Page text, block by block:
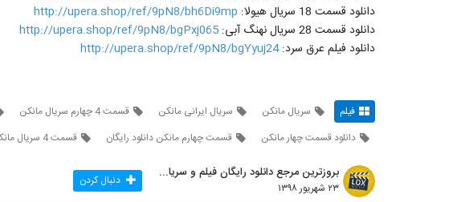
دانلود قسمت 18 سریال هیولا:
http://upera.shop/ref/9pN8/bh6Di9mp
دانلود قسمت 28 سریال نهنگ آبی:
http://upera.shop/ref/9pN8/bgPxj065
دانلود فیلم عرق سرد:http://upera.shop/ref/9pN8/bgYyuj24
فیلم سریال مانکن سریال ایرانی مانکن قسمت 4 چهارم سریال مانکن
دانلود قسمت چهار مانکن
قسمت چهارم مانکن دانلود رایگان قسمت 4 سریال مانکن قانونی
بروزترین مرجع دانلود رایگان فیلم و سریال ایرانی
۲۳ شهریور ۱۳۹۸ دنبال کردن